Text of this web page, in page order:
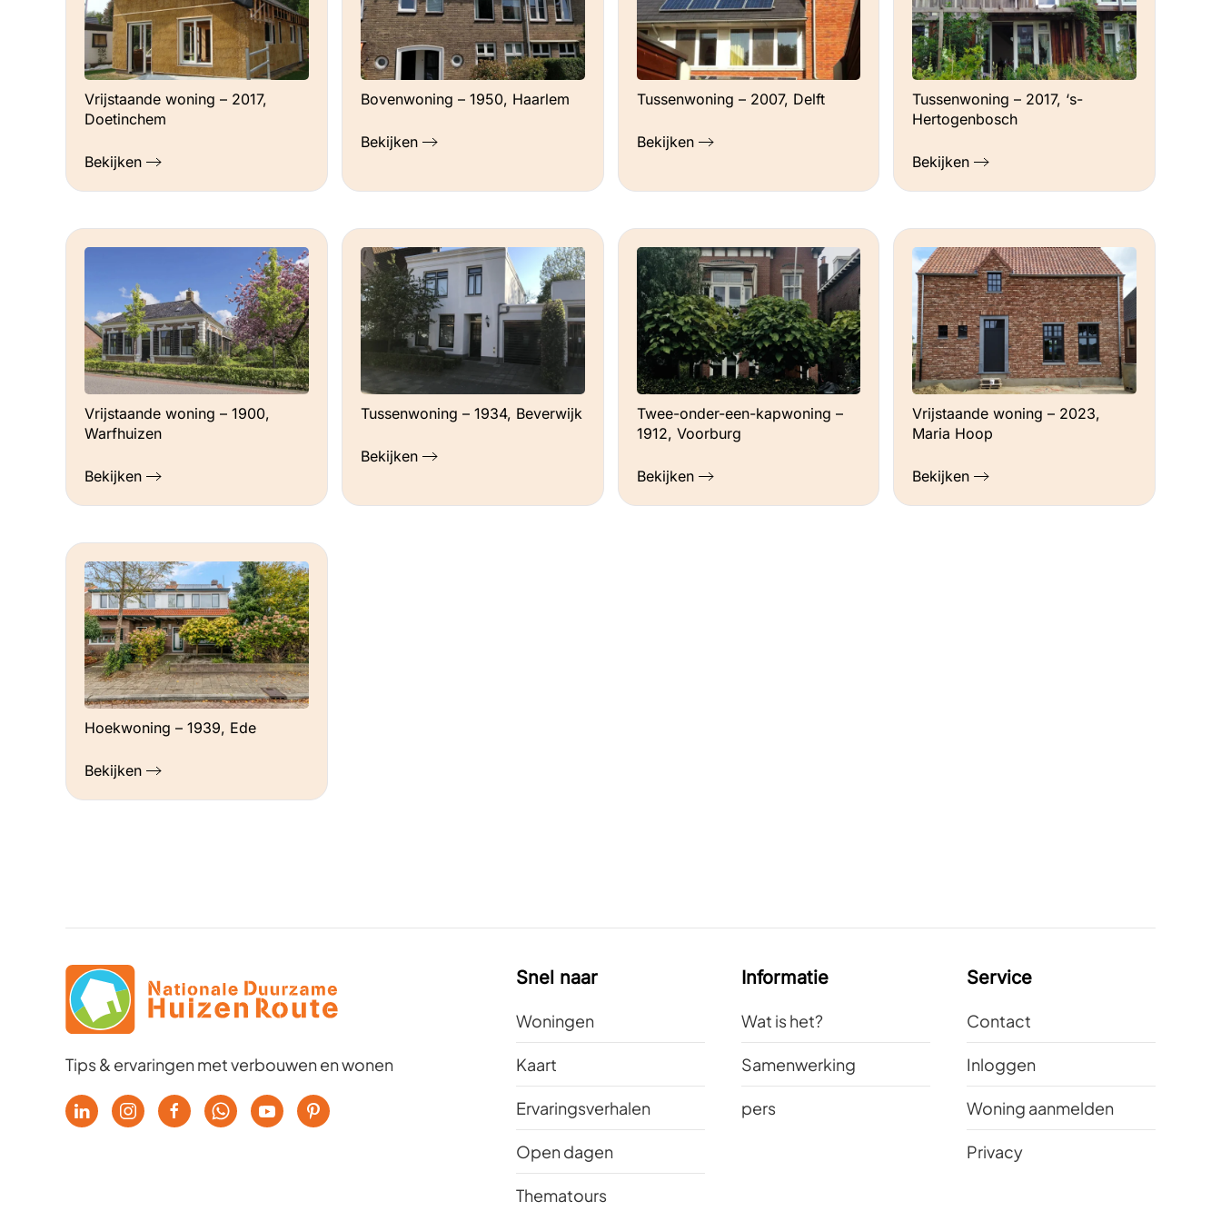
Vrijstaande woning – 2017,
Doetinchem
Bekijken
Bovenwoning – 1950, Haarlem
Bekijken
Tussenwoning – 2007, Delft
Bekijken
Tussenwoning – 2017, ‘s-
Hertogenbosch
Bekijken
Vrijstaande woning – 1900,
Warfhuizen
Bekijken
Tussenwoning – 1934, Beverwijk
Bekijken
Twee-onder-een-kapwoning –
1912, Voorburg
Bekijken
Vrijstaande woning – 2023,
Maria Hoop
Bekijken
Hoekwoning – 1939, Ede
Bekijken
Tips & ervaringen met verbouwen en wonen
Snel naar
Woningen
Kaart
Ervaringsverhalen
Open dagen
Thematours
Informatie
Wat is het?
Samenwerking
pers
Service
Contact
Inloggen
Woning aanmelden
Privacy